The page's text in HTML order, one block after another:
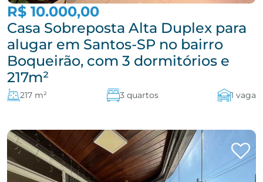
R$ 10.000,00
Casa Sobreposta Alta Duplex para
alugar em Santos-SP no bairro
Boqueirão, com 3 dormitórios e
217m²
217 m² 3 quartos 1 vaga